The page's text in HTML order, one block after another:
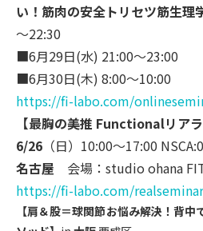
い！ 筋肉の安全トリセツ筋生理
～22:30
■6月29日(水) 21:00～23:00
■6月30日(木) 8:00～10:00
https://fi-labo.com/
【最胸の美推 Functionalリア
6/26 （日）10:00～17:00
名古屋
会場：studio ohana
https://fi-labo.com/realsemina
【肩＆股＝球関節お悩み解決！ 背中